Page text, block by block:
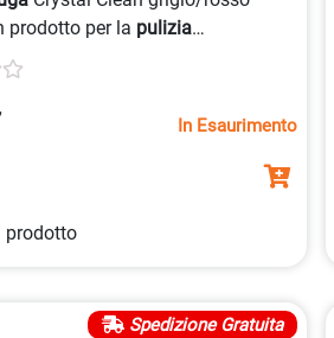
prodotto per la pulizia
che utilizza acqua calda e una
senza lasciare aloni, con
integrato.
In Esaurimento
prodotto
Spedizione Gratuita